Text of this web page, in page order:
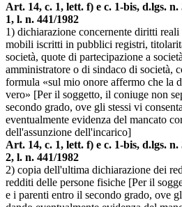
Art. 14, c. 1, lett. f) e c. 1-bis, d.lgs.
1, l. n. 441/1982
1) dichiarazione concernente diritti
mobili iscritti in pubblici registri,
società, quote di partecipazione a
amministratore o di sindaco di società,
formula «sul mio onore affermo che la
vero» [Per il soggetto, il coniuge non
secondo grado, ove gli stessi vi
eventualmente evidenza del mancato
dell'assunzione dell'incarico]
Art. 14, c. 1, lett. f) e c. 1-bis, d.lgs.
2, l. n. 441/1982
2) copia dell'ultima dichiarazione dei
redditi delle persone fisiche [Per il
e i parenti entro il secondo grado, ove